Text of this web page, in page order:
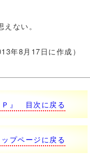
ない。
年8月17日に作成）
Ｐ』 目次に戻る
プページに戻る